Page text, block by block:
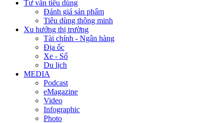
Tư vấn tiêu dùng
Đánh giá sản phẩm
Tiêu dùng thông minh
Xu hướng thị trường
Tài chính - Ngân hàng
Địa ốc
Xe - Số
Du lịch
MEDIA
Podcast
eMagazine
Video
Infographic
Photo